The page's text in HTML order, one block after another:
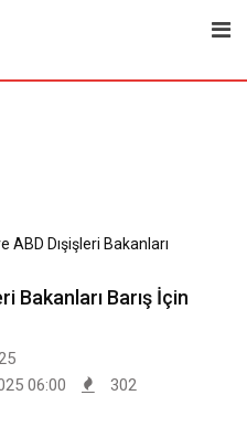
ABD Dışişleri Bakanları
Bakanları Barış İçin
06:00
302